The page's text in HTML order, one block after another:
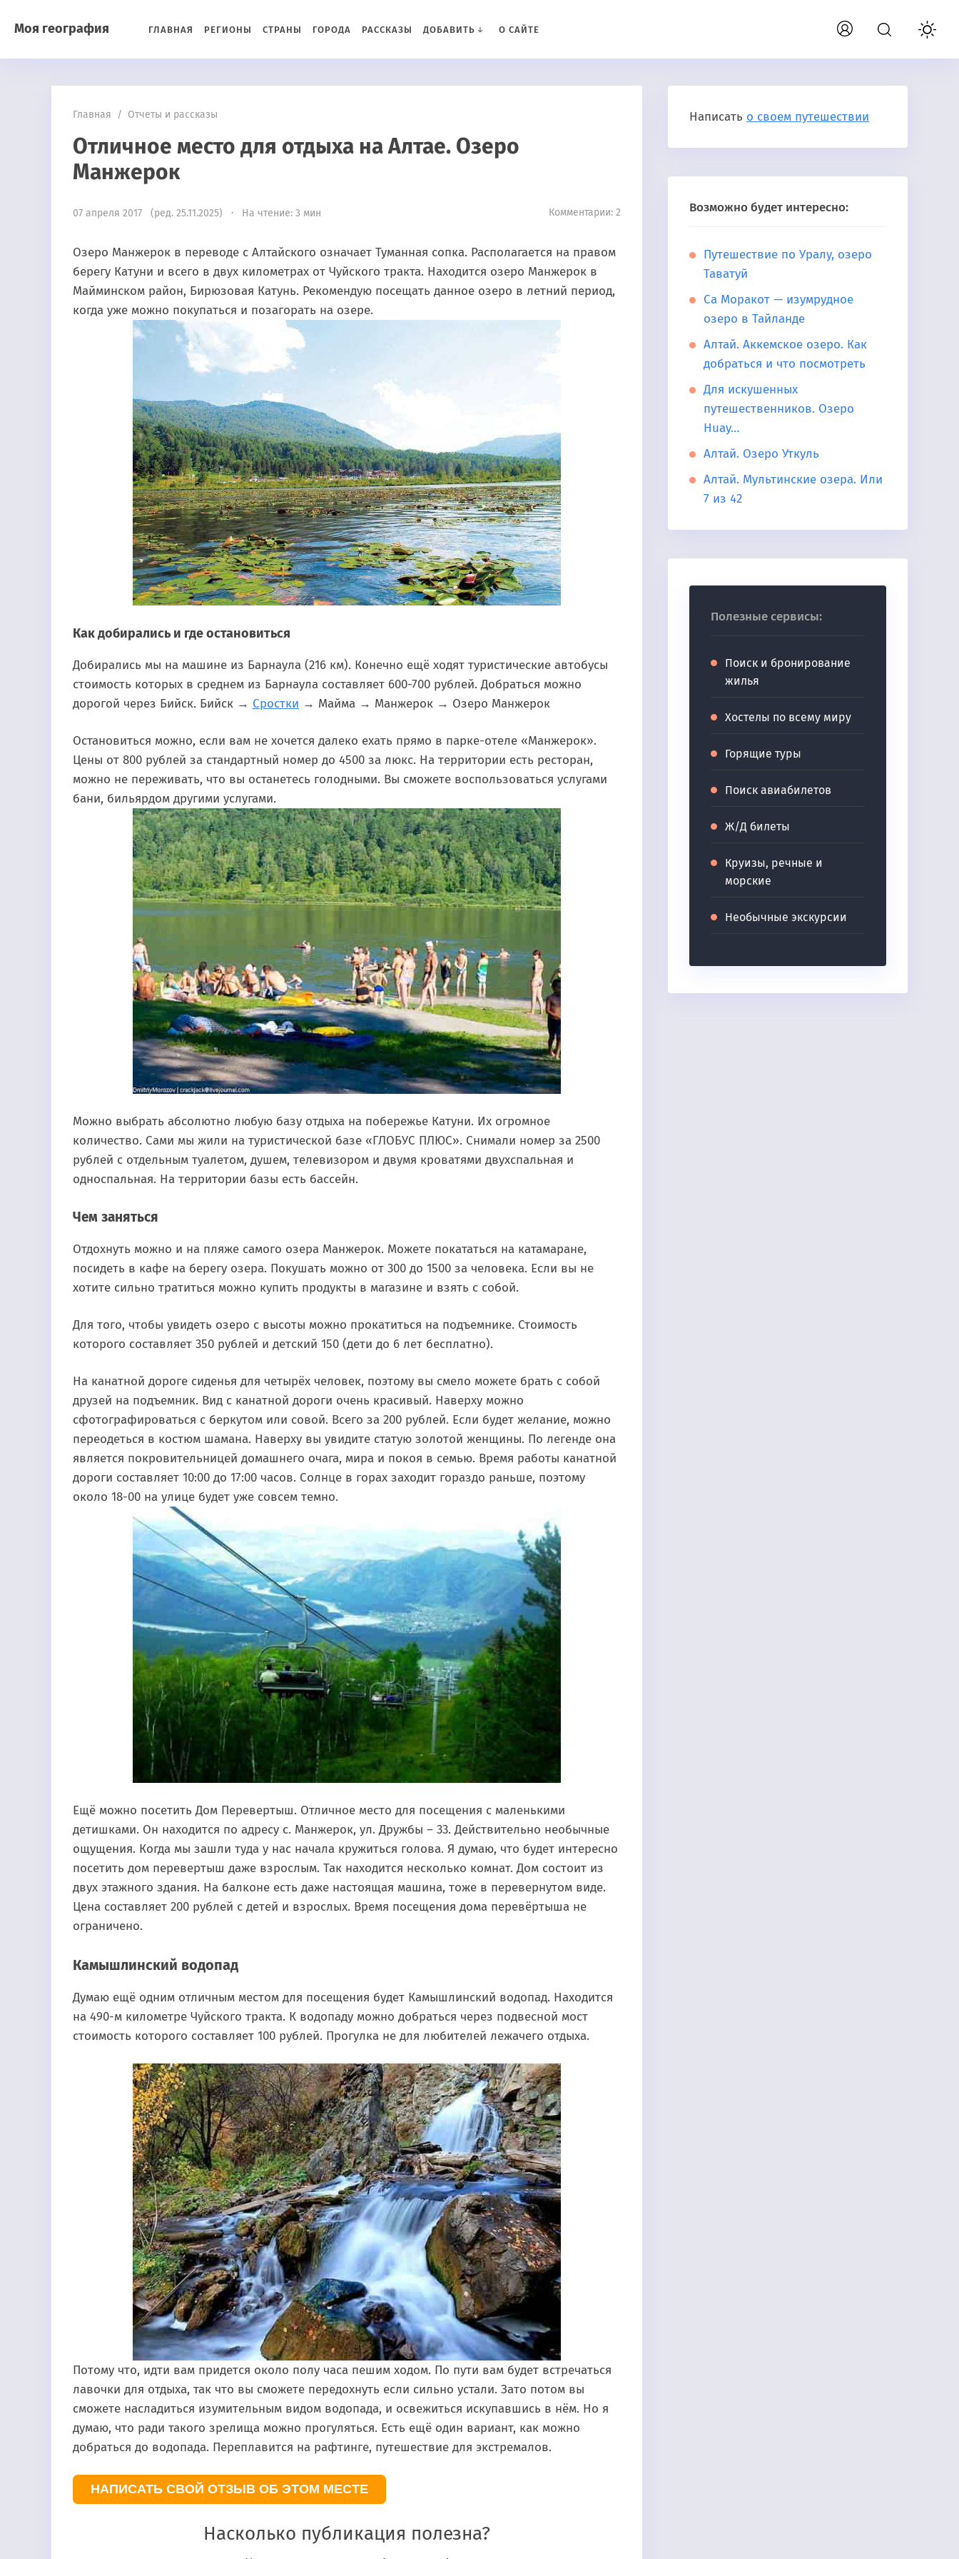
Моя география ГЛАВНАЯ РЕГИОНЫ СТРАНЫ ГОРОДА РАССКАЗЫ ДОБАВИТЬ О САЙТЕ
Главная / Отчеты и рассказы
Отличное место для отдыха на Алтае. Озеро
Манжерок
07 апреля 2017 (ред. 25.11.2025) · На чтение: 3 мин Комментарии: 2
Озеро Манжерок в переводе с Алтайского означает Туманная сопка. Располагается на правом
берегу Катуни и всего в двух километрах от Чуйского тракта. Находится озеро Манжерок в
Майминском район, Бирюзовая Катунь. Рекомендую посещать данное озеро в летний период,
когда уже можно покупаться и позагорать на озере.
Как добирались и где остановиться
Добирались мы на машине из Барнаула (216 км). Конечно ещё ходят туристические автобусы
стоимость которых в среднем из Барнаула составляет 600-700 рублей. Добраться можно
дорогой через Бийск. Бийск → Сростки → Майма → Манжерок → Озеро Манжерок
Остановиться можно, если вам не хочется далеко ехать прямо в парке-отеле «Манжерок».
Цены от 800 рублей за стандартный номер до 4500 за люкс. На территории есть ресторан,
можно не переживать, что вы останетесь голодными. Вы сможете воспользоваться услугами
бани, бильярдом другими услугами.
Можно выбрать абсолютно любую базу отдыха на побережье Катуни. Их огромное
количество. Сами мы жили на туристической базе «ГЛОБУС ПЛЮС». Снимали номер за 2500
рублей с отдельным туалетом, душем, телевизором и двумя кроватями двухспальная и
односпальная. На территории базы есть бассейн.
Чем заняться
Отдохнуть можно и на пляже самого озера Манжерок. Можете покататься на катамаране,
посидеть в кафе на берегу озера. Покушать можно от 300 до 1500 за человека. Если вы не
хотите сильно тратиться можно купить продукты в магазине и взять с собой.
Для того, чтобы увидеть озеро с высоты можно прокатиться на подъемнике. Стоимость
которого составляет 350 рублей и детский 150 (дети до 6 лет бесплатно).
На канатной дороге сиденья для четырёх человек, поэтому вы смело можете брать с собой
друзей на подъемник. Вид с канатной дороги очень красивый. Наверху можно
сфотографироваться с беркутом или совой. Всего за 200 рублей. Если будет желание, можно
переодеться в костюм шамана. Наверху вы увидите статую золотой женщины. По легенде она
является покровительницей домашнего очага, мира и покоя в семью. Время работы канатной
дороги составляет 10:00 до 17:00 часов. Солнце в горах заходит гораздо раньше, поэтому
около 18-00 на улице будет уже совсем темно.
Ещё можно посетить Дом Перевертыш. Отличное место для посещения с маленькими
детишками. Он находится по адресу с. Манжерок, ул. Дружбы – 33. Действительно необычные
ощущения. Когда мы зашли туда у нас начала кружиться голова. Я думаю, что будет интересно
посетить дом перевертыш даже взрослым. Так находится несколько комнат. Дом состоит из
двух этажного здания. На балконе есть даже настоящая машина, тоже в перевернутом виде.
Цена составляет 200 рублей с детей и взрослых. Время посещения дома перевёртыша не
ограничено.
Камышлинский водопад
Думаю ещё одним отличным местом для посещения будет Камышлинский водопад. Находится
на 490-м километре Чуйского тракта. К водопаду можно добраться через подвесной мост
стоимость которого составляет 100 рублей. Прогулка не для любителей лежачего отдыха.
Потому что, идти вам придется около полу часа пешим ходом. По пути вам будет встречаться
лавочки для отдыха, так что вы сможете передохнуть если сильно устали. Зато потом вы
сможете насладиться изумительным видом водопада, и освежиться искупавшись в нём. Но я
думаю, что ради такого зрелища можно прогуляться. Есть ещё один вариант, как можно
добраться до водопада. Переплавится на рафтинге, путешествие для экстремалов.
НАПИСАТЬ СВОЙ ОТЗЫВ ОБ ЭТОМ МЕСТЕ
Насколько публикация полезна?
Написать о своем путешествии
Возможно будет интересно:
Путешествие по Уралу, озеро
Таватуй
Са Моракот — изумрудное
озеро в Тайланде
Алтай. Аккемское озеро. Как
добраться и что посмотреть
Для искушенных
путешественников. Озеро
Huay…
Алтай. Озеро Уткуль
Алтай. Мультинские озера. Или
7 из 42
Полезные сервисы:
Поиск и бронирование
жилья
Хостелы по всему миру
Горящие туры
Поиск авиабилетов
Ж/Д билеты
Круизы, речные и
морские
Необычные экскурсии